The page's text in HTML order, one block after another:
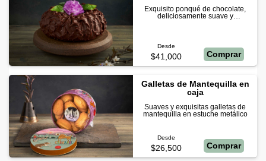
Exquisito ponqué de chocolate,
deliciosamente suave y
Desde
$41,000 Comprar
Galletas de Mantequilla en
caja
Suaves y exquisitas galletas de
mantequilla en estuche metálico
Desde
$26,500 Comprar